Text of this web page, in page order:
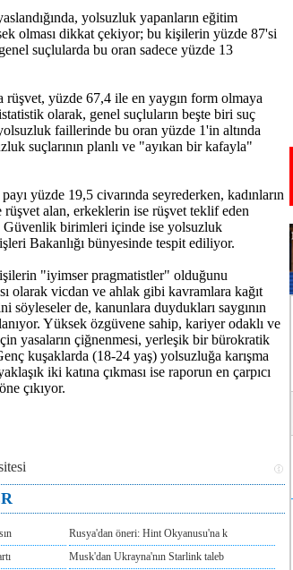
yolsuzluk yapanların eğitim
olması dikkat çekiyor; bu kişilerin yüzde 87'si
suçlularda bu oran sadece yüzde 13
rüşvet, yüzde 67,4 ile en yaygın form olmaya
olarak, genel suçluların beşte biri suç
faillerinde bu oran yüzde 1'in altında
suçlarının planlı ve "ayıkan bir kafayla"
yüzde 19,5 civarında seyrederken, kadınların
alan, erkeklerin ise rüşvet teklif eden
Güvenlik birimleri içinde ise yolsuzluk
Bakanlığı bünyesinde tespit ediliyor.
"iyimser pragmatistler" olduğunu
olarak vicdan ve ahlak gibi kavramlara kağıt
söyleseler de, kanunlara duydukları saygının
Yüksek özgüvene sahip, kariyer odaklı ve
yasaların çiğnenmesi, yerleşik bir bürokratik
kuşaklarda (18-24 yaş) yolsuzluğa karışma
iki katına çıkması ise raporun en çarpıcı
çıkıyor.
Rusya'dan öneri: Hint Okyanusu'na k
Musk'dan Ukrayna'nın Starlink taleb